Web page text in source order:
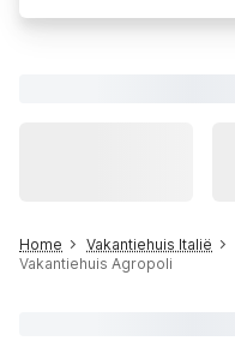
Home Vakantiehuis Italië
Vakantiehuis Agropoli